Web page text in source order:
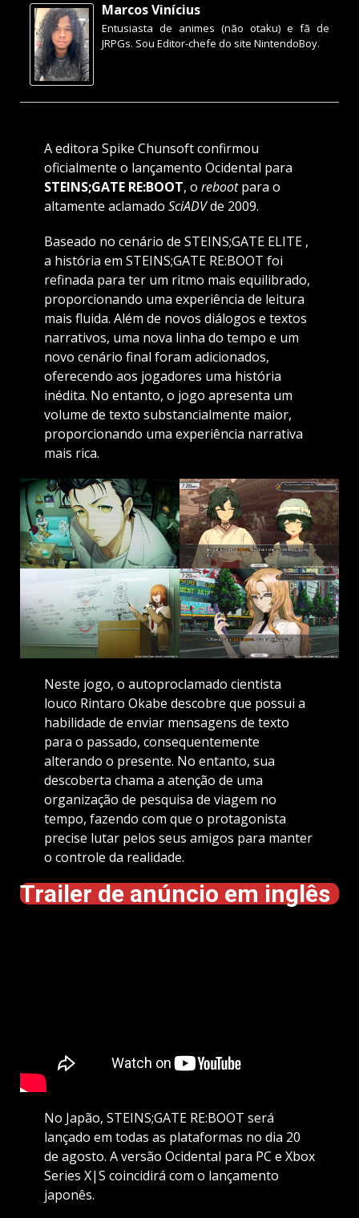
Marcos Vinícius
Entusiasta de animes (não otaku) e fã de
JRPGs. Sou Editor-chefe do site NintendoBoy.
A editora Spike Chunsoft confirmou
oficialmente o lançamento Ocidental para
STEINS;GATE RE:BOOT, o rebootpara o
altamente aclamado SciADVde 2009.
Baseado no cenário de STEINS;GATE ELITE ,
a história em STEINS;GATE RE:BOOT foi
refinada para ter um ritmo mais equilibrado,
proporcionando uma experiência de leitura
mais fluida. Além de novos diálogos e textos
narrativos, uma nova linha do tempo e um
novo cenário final foram adicionados,
oferecendo aos jogadores uma história
inédita. No entanto, o jogo apresenta um
volume de texto substancialmente maior,
proporcionando uma experiência narrativa
mais rica.
Neste jogo, o autoproclamado cientista
louco Rintaro Okabe descobre que possui a
habilidade de enviar mensagens de texto
para o passado, consequentemente
alterando o presente. No entanto, sua
descoberta chama a atenção de uma
organização de pesquisa de viagem no
tempo, fazendo com que o protagonista
precise lutar pelos seus amigos para manter
o controle da realidade.
Trailer de anúncio em inglês
No Japão, STEINS;GATE RE:BOOT será
lançado em todas as plataformas no dia 20
de agosto. A versão Ocidental para PC e Xbox
Series X|S coincidirá com o lançamento
japonês.